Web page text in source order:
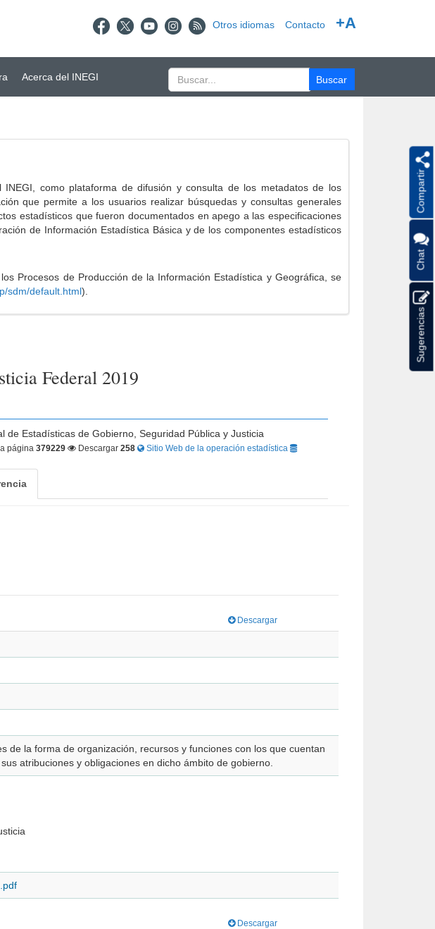
Otros idiomas Contacto +A
Acerca del INEGI
como plataforma de difusión y consulta de los metadatos de los
que permite a los usuarios realizar búsquedas y consultas generales
estadísticos que fueron documentados en apego a las especificaciones
de Información Estadística Básica y de los componentes estadísticos
Procesos de Producción de la Información Estadística y Geográfica, se
sdm/default.html).
Federal 2019
Estadísticas de Gobierno, Seguridad Pública y Justicia
página379229 Descargar258
Sitio Web de la operación estadística
Descargar
de la forma de organización, recursos y funciones con los que cuentan
atribuciones y obligaciones en dicho ámbito de gobierno.
Descargar
Compartir
Chat
Sugerencias